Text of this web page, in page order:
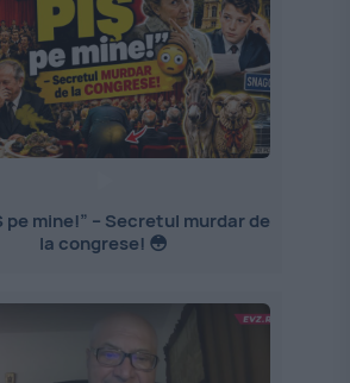
pe mine!” – Secretul murdar de
la congrese! 😳